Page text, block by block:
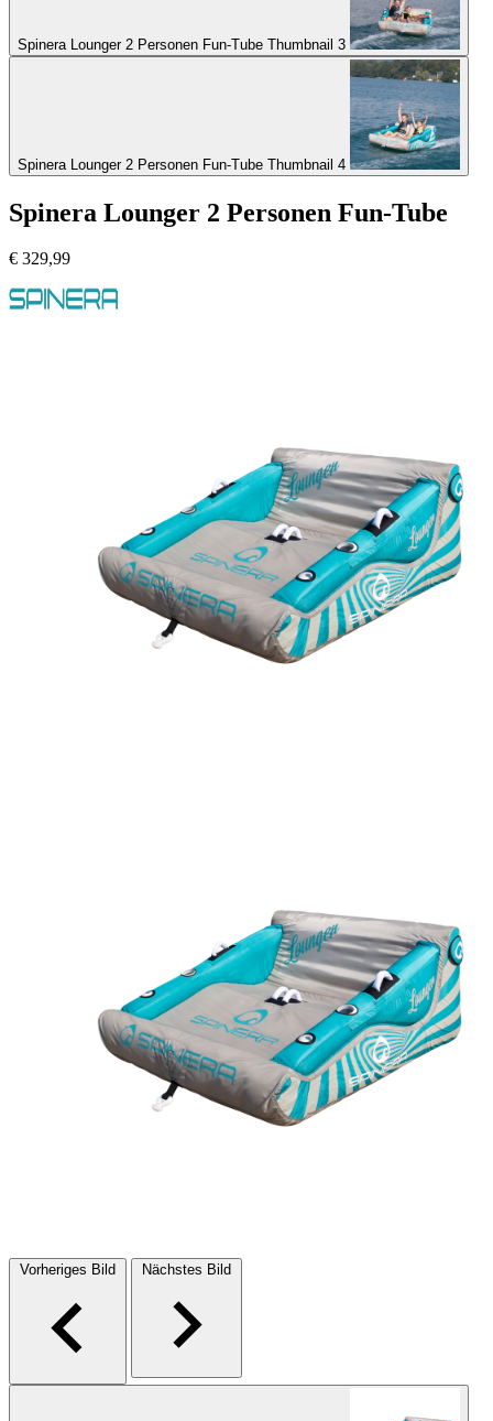
Spinera Lounger 2 Personen Fun-Tube Thumbnail 3
Spinera Lounger 2 Personen Fun-Tube Thumbnail 4
Spinera Lounger 2 Personen Fun-Tube
€ 329,99
Vorheriges Bild Nächstes Bild